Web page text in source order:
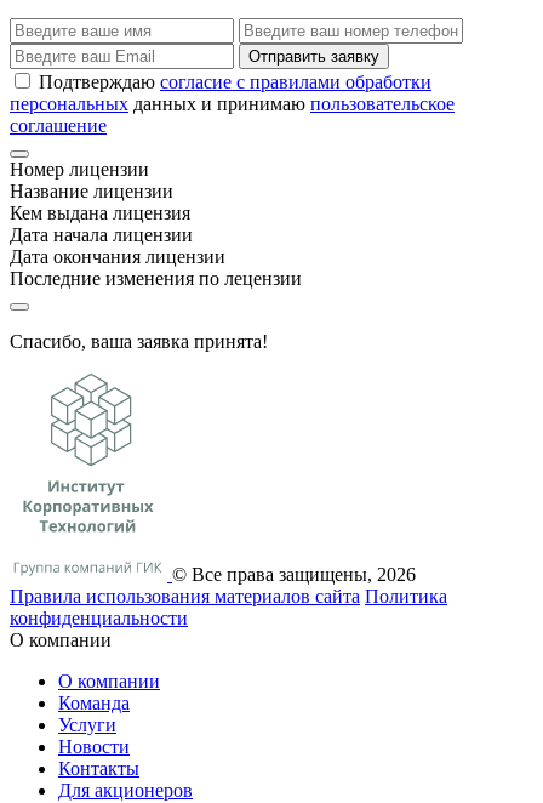
Отправить заявку
Подтверждаю согласие с правилами обработки
персональных данных и принимаю пользовательское
соглашение
Номер лицензии
Название лицензии
Кем выдана лицензия
Дата начала лицензии
Дата окончания лицензии
Последние изменения по лецензии
Спасибо, ваша заявка принята!
© Все права защищены, 2026
Правила использования материалов сайта Политика
конфиденциальности
О компании
О компании
Команда
Услуги
Новости
Контакты
Для акционеров